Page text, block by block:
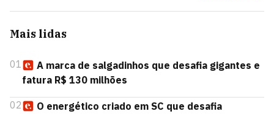
Mais lidas
01
A marca de salgadinhos que desafia gigantes e
fatura R$ 130 milhões
02
O energético criado em SC que desafia